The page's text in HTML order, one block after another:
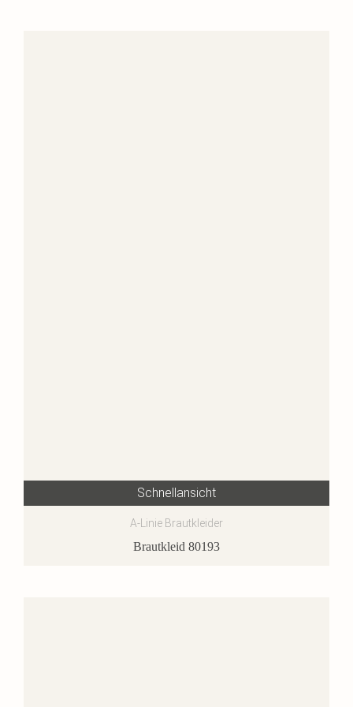
Schnellansicht
A-Linie Brautkleider
Brautkleid 80193